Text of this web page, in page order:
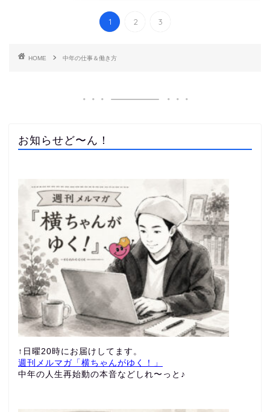
1 2 3
HOME 中年の仕事＆働き方
お知らせど〜ん！
↑日曜20時にお届けしてます。
週刊メルマガ「横ちゃんがゆく！」
中年の人生再始動の本音などしれ〜っと♪